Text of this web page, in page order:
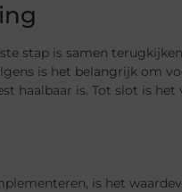
stap is samen
is het belangrijk om
haalbaar is. Tot slot is
is het